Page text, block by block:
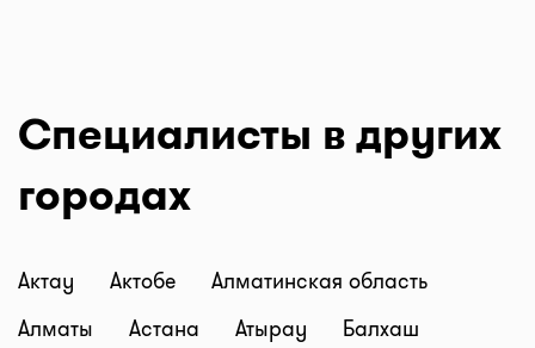
Специалисты в других
городах
Актау Актобе
Алматинская область
Алматы
Астана Атырау
Балхаш